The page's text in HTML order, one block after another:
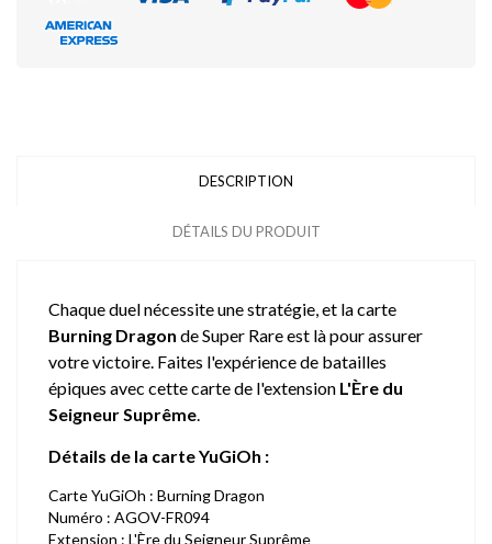
DESCRIPTION
DÉTAILS DU PRODUIT
Chaque duel nécessite une stratégie, et la carte
Burning Dragon de Super Rare est là pour assurer
votre victoire. Faites l'expérience de batailles
épiques avec cette carte de l'extension L'Ère du
Seigneur Suprême.
Détails de la carte YuGiOh :
Carte YuGiOh : Burning Dragon
Numéro : AGOV-FR094
Extension : L'Ère du Seigneur Suprême